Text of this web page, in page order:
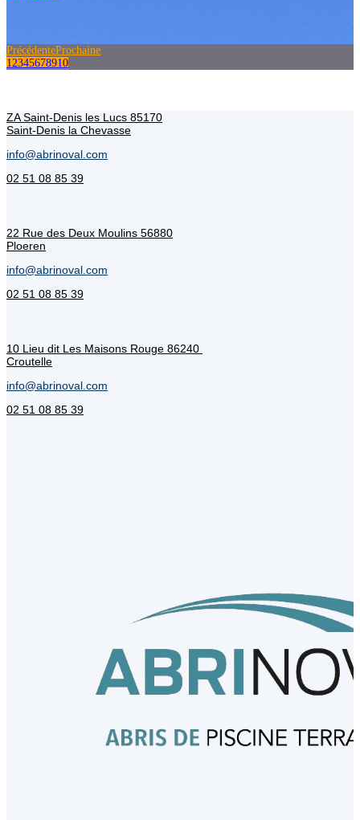
PrécédenteProchaine
1 2345678910
ZA Saint-Denis les Lucs 85170
Saint-Denis la Chevasse
info@abrinoval.com
02 51 08 85 39
22 Rue des Deux Moulins 56880
Ploeren
info@abrinoval.com
02 51 08 85 39
10 Lieu dit Les Maisons Rouge 86240
Croutelle
info@abrinoval.com
02 51 08 85 39